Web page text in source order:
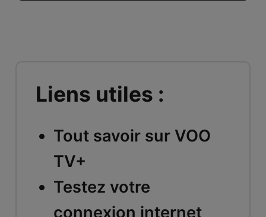
Liens utiles :
Tout savoir sur VOO
TV+
Testez votre
connexion internet